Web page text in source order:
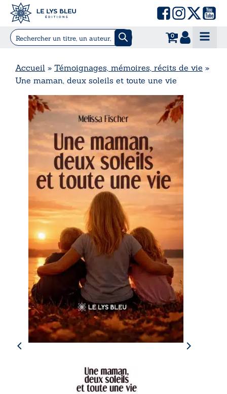
0
Accueil » Témoignages, mémoires, récits de vie »
Une maman, deux soleils et toute une vie